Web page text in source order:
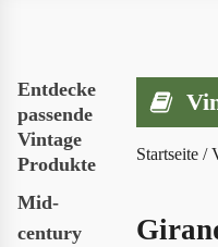
Entdecke
passende
Vintage
Produkte
Mid-
century
Startseite /